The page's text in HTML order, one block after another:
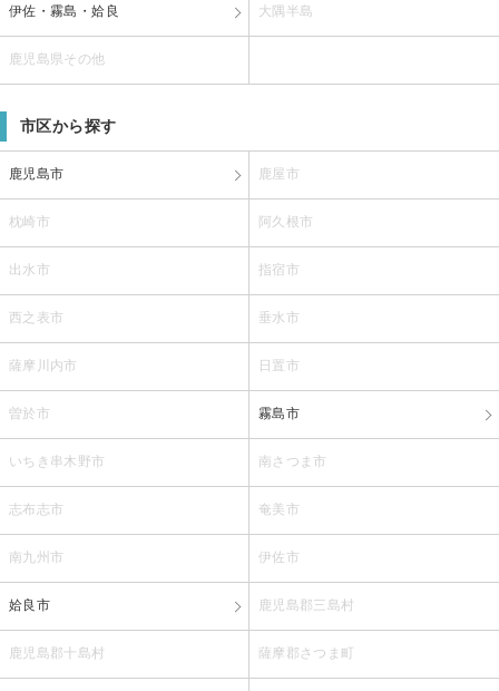
伊佐・霧島・姶良 大隅半島
鹿児島県その他
市区から探す
鹿児島市 鹿屋市
枕崎市 阿久根市
出水市 指宿市
西之表市 垂水市
薩摩川内市 日置市
曽於市 霧島市
いちき串木野市 南さつま市
志布志市 奄美市
南九州市 伊佐市
姶良市 鹿児島郡三島村
鹿児島郡十島村 薩摩郡さつま町